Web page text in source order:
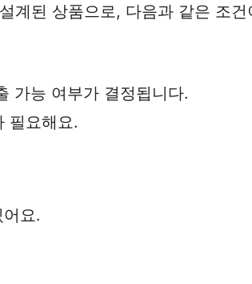
계된 상품으로, 다음과 같은 조건
가능 여부가 결정됩니다.
필요해요.
요.